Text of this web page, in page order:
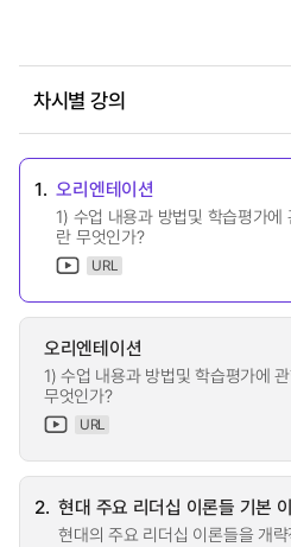
차시별 강의
1. 오리엔테이션
1) 수업 내용과 방법및 학습평가
란 무엇인가?
URL
오리엔테이션
1) 수업 내용과 방법및 학습평가에
무엇인가?
URL
2. 현대 주요 리더십 이론들 기본
현대의 주요 리더십 이론들을 개